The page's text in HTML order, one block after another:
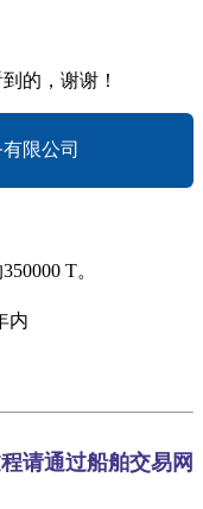
的，谢谢！
限公司
T。
内
请通过船舶交易网